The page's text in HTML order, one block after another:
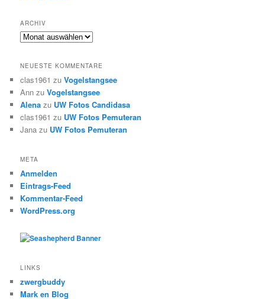
ARCHIV
Archiv
NEUESTE KOMMENTARE
clas1961 zuVogelstangsee
Ann zuVogelstangsee
Alena zu UW Fotos Candidasa
clas1961 zu UW Fotos Pemuteran
Jana zu UW Fotos Pemuteran
META
Anmelden
Eintrags-Feed
Kommentar-Feed
WordPress.org
LINKS
zwergbuddy
Mark en Blog